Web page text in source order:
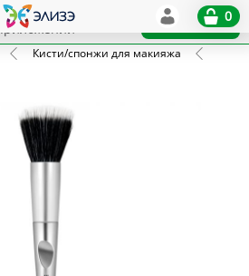
Установить
0
Кисти/спонжи для макияжа